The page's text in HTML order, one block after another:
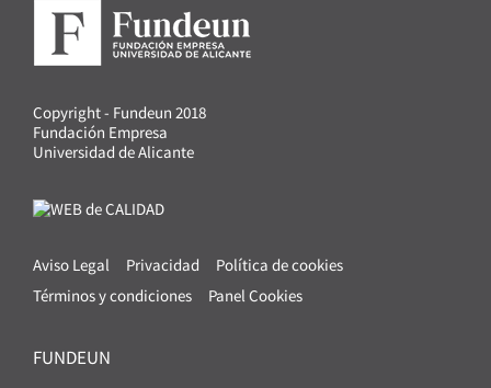
Copyright - Fundeun 2018
Fundación Empresa
Universidad de Alicante
Aviso Legal Privacidad
Política de cookies
Términos y condiciones
Panel Cookies
FUNDEUN